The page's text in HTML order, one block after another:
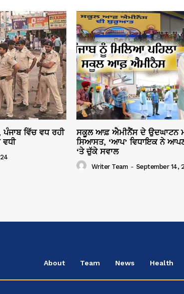
ਪੰਜਾਬ ਵਿੱਚ ਵਧ ਰਹੀ
ਵਧੀ
ਸਕੂਲ ਆਫ਼ ਐਮੀਨੈਂਸ ਦੇ ਉਦਘਾਟਨ
ਸਿਆਸਤ, ‘ਆਪ’ ਵਿਧਾਇਕ ਨੇ
‘ਤੇ ਚੁੱਕੇ ਸਵਾਲ
Writer Team - September 14,
About Team News Health